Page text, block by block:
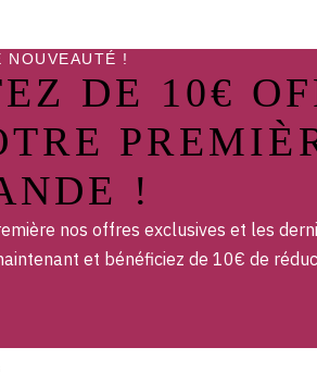
NOUVEAUTÉ !
DE 10€
!
nos offres exclusives et les
et bénéficiez de 10€ de